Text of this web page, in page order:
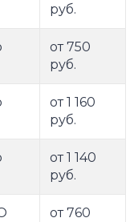
руб.
от 750
руб.
от 1 160
руб.
от 1 140
руб.
от 760